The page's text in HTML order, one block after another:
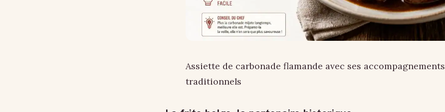
Assiette de carbonade flamande avec ses accompagnements
traditionnels